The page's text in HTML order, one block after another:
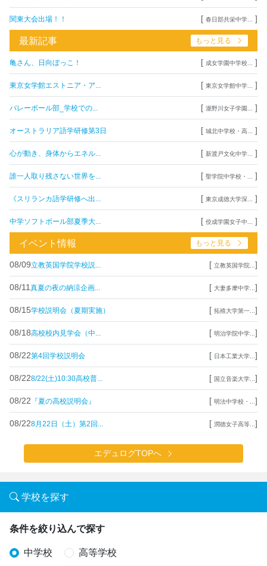
関東大会出場！！ [ 春日部共栄中学... ]
最新記事 もっと見る
亀さん、日向ぼっこ！ [ 成女学園中学校... ]
東京女学館エストニア・ア... [ 東京女学館中学... ]
バレーボール部_学校での... [ 瀧野川女子学園... ]
オーストラリア語学研修第3日 [ 城北中学校・高... ]
心が動き、身体からエネル... [ 新渡戸文化中学... ]
誰一人取り残さない世界を... [ 聖学院中学校・... ]
《スリランカ語学研修へ出... [ 東京成徳大学深... ]
中学ソフトボール部夏季大... [ 佼成学園女子中... ]
イベント情報 もっと見る
08/09立教英国学院学校説... [ 立教英国学院... ]
08/11 真夏の夜の納涼企画... [ 大妻多摩中学... ]
08/15学校説明会（夏期実施） [ 拓殖大学第一... ]
08/18高校校内見学会（中... [ 明治学院中学... ]
08/22第4回学校説明会 [ 日本工業大学... ]
08/228/22(土)10:30高校普... [ 国立音楽大学... ]
08/22 『夏の高校説明会』 [ 明法中学校・... ]
08/228月22日（土）第2回... [ 潤徳女子高等... ]
エデュログTOPへ
学校を探す
条件を絞り込んで探す
中学校 高等学校